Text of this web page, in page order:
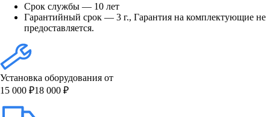
Срок службы — 10 лет
Гарантийный срок — 3 г., Гарантия на комплектующие не
предоставляется.
Установка оборудования от
15 000 ₽18 000 ₽